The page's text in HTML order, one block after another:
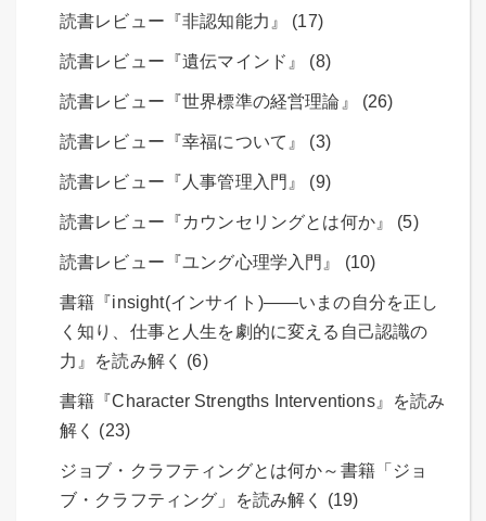
読書レビュー『非認知能力』 (17)
読書レビュー『遺伝マインド』 (8)
読書レビュー『世界標準の経営理論』 (26)
読書レビュー『幸福について』 (3)
読書レビュー『人事管理入門』 (9)
読書レビュー『カウンセリングとは何か』 (5)
読書レビュー『ユング心理学入門』 (10)
書籍『insight(インサイト)――いまの自分を正し
く知り、仕事と人生を劇的に変える自己認識の
力』を読み解く (6)
書籍『Character Strengths Interventions』を読み
解く (23)
ジョブ・クラフティングとは何か～書籍「ジョ
ブ・クラフティング」を読み解く (19)